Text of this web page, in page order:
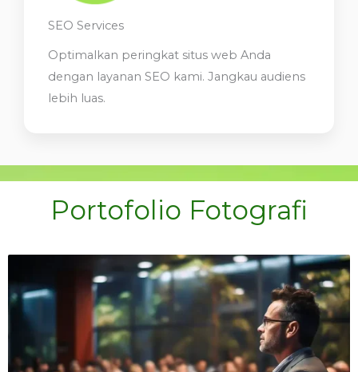
SEO Services
Optimalkan peringkat situs web Anda
dengan layanan SEO kami. Jangkau audiens
lebih luas.
Portofolio Fotografi